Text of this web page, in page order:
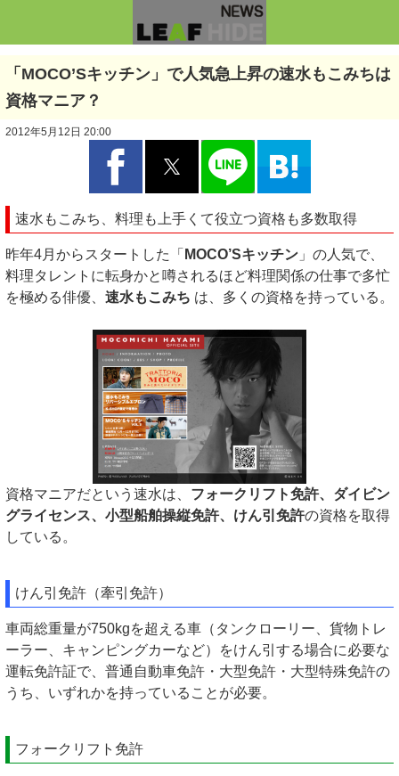
「MOCO’Sキッチン」で人気急上昇の速水もこみちは
資格マニア？
2012年5月12日 20:00
速水もこみち、料理も上手くて役立つ資格も多数取得
昨年4月からスタートした「 MOCO’Sキッチン 」の人気で、
料理タレントに転身かと噂されるほど料理関係の仕事で多忙
を極める俳優、 速水もこみち は、多くの資格を持っている。
資格マニアだという速水は、 フォークリフト免許、ダイビン
グライセンス、小型船舶操縦免許、けん引免許の資格を取得
している。
けん引免許（牽引免許）
車両総重量が750kgを超える車（タンクローリー、貨物トレ
ーラー、キャンピングカーなど）をけん引する場合に必要な
運転免許証で、普通自動車免許・大型免許・大型特殊免許の
うち、いずれかを持っていることが必要。
フォークリフト免許